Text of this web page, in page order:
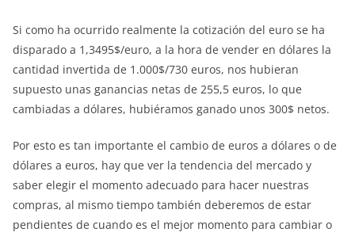
Si como ha ocurrido realmente la cotización del euro se ha
disparado a 1,3495$/euro, a la hora de vender en dólares la
cantidad invertida de 1.000$/730 euros, nos hubieran
supuesto unas ganancias netas de 255,5 euros, lo que
cambiadas a dólares, hubiéramos ganado unos 300$ netos.
Por esto es tan importante el cambio de euros a dólares o de
dólares a euros, hay que ver la tendencia del mercado y
saber elegir el momento adecuado para hacer nuestras
compras, al mismo tiempo también deberemos de estar
pendientes de cuando es el mejor momento para cambiar o